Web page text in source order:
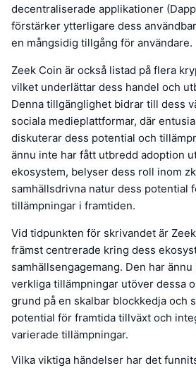
decentraliserade applikationer
förstärker ytterligare dess
en mångsidig tillgång för användare.
Zeek Coin är också listad på flera
vilket underlättar dess handel och
Denna tillgänglighet bidrar till dess
sociala medieplattformar, där
diskuterar dess potential och
ännu inte har fått utbredd adoption
ekosystem, belyser dess roll inom
samhällsdrivna natur dess potential
tillämpningar i framtiden.
Vid tidpunkten för skrivandet är
främst centrerade kring dess
samhällsengagemang. Den har
verkliga tillämpningar utöver dessa
grund på en skalbar blockkedja och
potential för framtida tillväxt och
varierade tillämpningar.
Vilka viktiga händelser har det